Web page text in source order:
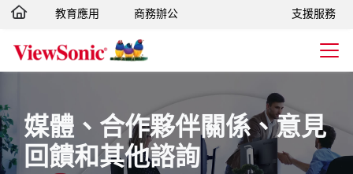
轉跳至主要內容
教育應用 商務辦公 支援服務
媒體、合作夥伴關係、意見
回饋和其他諮詢